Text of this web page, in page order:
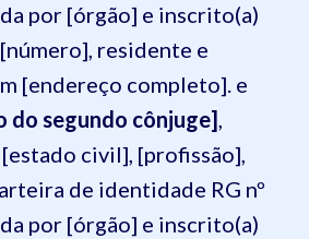
por [órgão] e inscrito(a)
residente e
[endereço completo]. e
do segundo cônjuge],
civil], [profissão],
de identidade RG nº
por [órgão] e inscrito(a)